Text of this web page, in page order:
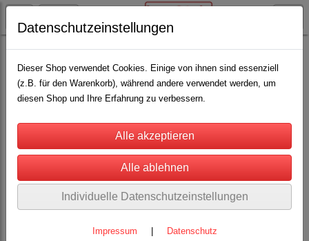
Schweinehaltung Kastration und Desinfektion(6)
Datenschutzeinstellungen
Dieser Shop verwendet Cookies. Einige von ihnen sind essenziell
(z.B. für den Warenkorb), während andere verwendet werden, um
diesen Shop und Ihre Erfahrung zu verbessern.
Individuelle Datenschutzeinstellungen
Impressum Datenschutz